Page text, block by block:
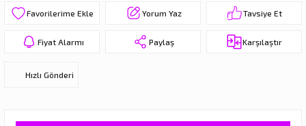
Yorum Yaz Tavsiye Et
Fiyat Alarmı Paylaş Karşılaştır
Hızlı Gönderi